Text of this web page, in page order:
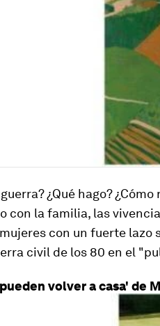
¿Qué hago?
con la familia, las
con un fuerte
civil de los 80 en el
volver a casa' de